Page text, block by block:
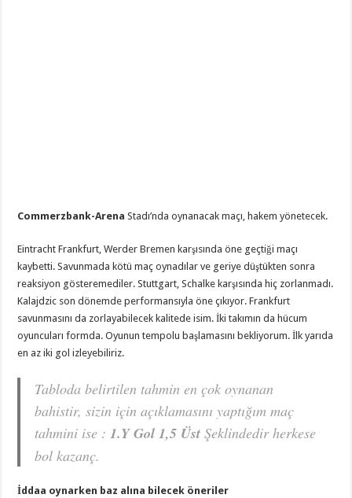
Commerzbank-Arena Stadı’nda oynanacak maçı, hakemyönetecek.
Eintracht Frankfurt, Werder Bremen karşısında öne geçtiği maçı
kaybetti. Savunmada kötü maç oynadılar ve geriye düştükten sonra
reaksiyon gösteremediler. Stuttgart, Schalke karşısında hiç zorlanmadı.
Kalajdzic son dönemde performansıyla öne çıkıyor. Frankfurt
savunmasını da zorlayabilecek kalitede isim. İki takımın da hücum
oyuncuları formda. Oyunun tempolu başlamasını bekliyorum. İlk yarıda
en az iki gol izleyebiliriz.
Tabloda belirtilen tahmin en çok oynanan
bahistir, sizin için açıklamasını yaptığım maç
tahmini ise :1.Y Gol 1,5 ÜstŞeklindedir herkese
bol kazanç.
İddaa oynarken baz alına bilecek öneriler